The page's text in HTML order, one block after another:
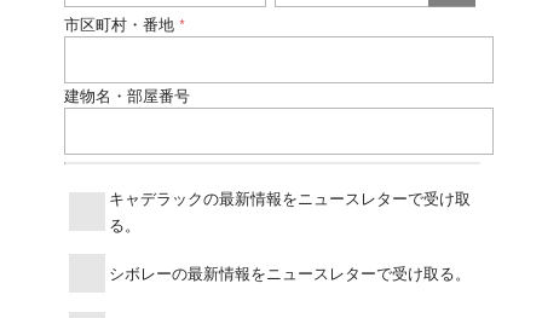
市区町村・番地 *
建物名・部屋番号
キャデラックの最新情報をニュースレターで受け取
る。
シボレーの最新情報をニュースレターで受け取る。